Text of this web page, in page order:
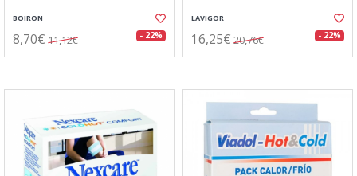
BOIRON
8,70€ 11,12€ - 22%
LAVIGOR
16,25€ 20,76€ - 22%